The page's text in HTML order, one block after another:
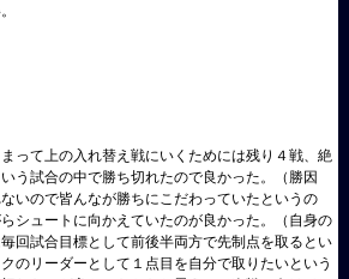
って上の入れ替え戦にいくためには残り４戦、絶
う試合の中で勝ち切れたので良かった。（勝因
いので皆んなが勝ちにこだわっていたというの
シュートに向かえていたのが良かった。（自身の
回試合目標として前後半両方で先制点を取るとい
のリーダーとして１点目を自分で取りたいという